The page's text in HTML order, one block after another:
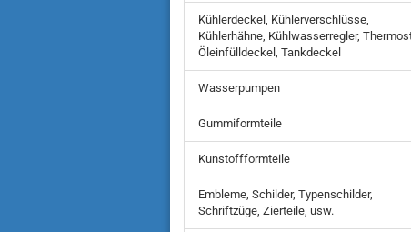
Kühlerdeckel, Kühlerverschlüsse,
Kühlerhähne, Kühlwasserregler,
Öleinfülldeckel, Tankdeckel
Wasserpumpen
Gummiformteile
Kunstoffformteile
Embleme, Schilder, Typenschilder,
Schriftzüge, Zierteile, usw.